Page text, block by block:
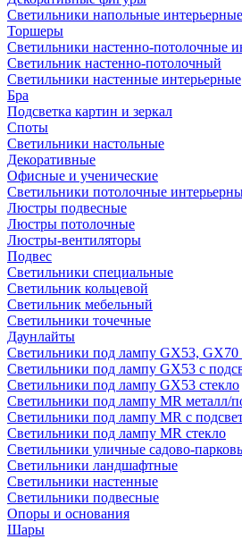
Светильники напольные интерьерные
Торшеры
Светильники настенно-потолочные
Светильник настенно-потолочный
Светильники настенные интерьерные
Бра
Подсветка картин и зеркал
Споты
Светильники настольные
Декоративные
Офисные и ученические
Светильники потолочные
Люстры подвесные
Люстры потолочные
Люстры-вентиляторы
Подвес
Светильники специальные
Светильник кольцевой
Светильник мебельный
Светильники точечные
Даунлайты
Светильники под лампу GX53, GX70
Светильники под лампу GX53 с
Светильники под лампу GX53 стекло
Светильники под лампу MR металл/
Светильники под лампу MR с
Светильники под лампу MR стекло
Светильники уличные садово-
Светильники ландшафтные
Светильники настенные
Светильники подвесные
Опоры и основания
Шары